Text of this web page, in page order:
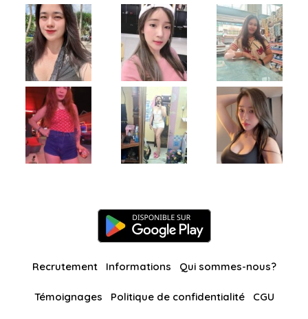
Recrutement Informations Qui sommes-nous?
Témoignages Politique de confidentialité CGU